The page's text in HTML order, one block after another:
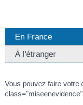
En France
À l'étranger
Vous pouvez faire votre